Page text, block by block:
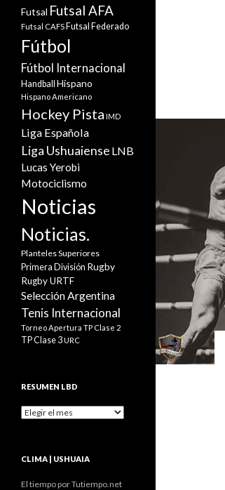
Futsal Futsal AFA
Futsal CAFS Futsal Federado
Fútbol
Fútbol Internacional
Handball Hispano
Hispano Americano
Hockey Pista IMD
Liga Española
Liga Ushuaiense LNB
Lucas Yerobi
Motociclismo
Noticias
Noticias.
Planteles Superiores
Primera División Rugby
Rugby URTF
Selección Argentina
Tenis Internacional
Torneo Apertura TP Clase 2
TP Clase 3URC
RESUMEN LBD
Resumen
CLIMA | USHUAIA
El tiempo por Tutiempo.net